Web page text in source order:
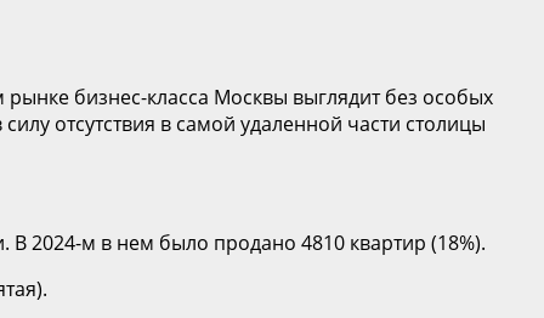
бизнес-класса Москвы выглядит без особых
отсутствия в самой удаленной части столицы
2024-м в нем было продано 4810 квартир (18%).